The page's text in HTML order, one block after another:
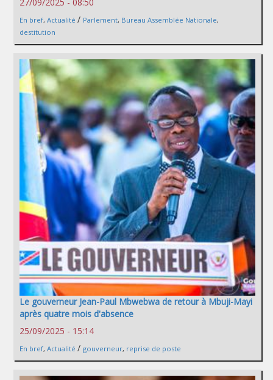
En bref, Actualité / Parlement, Bureau Assemblée Nationale,
destitution
Le gouverneur Jean-Paul Mbwebwa de retour à Mbuji-Mayi
après quatre mois d'absence
25/09/2025 - 15:14
En bref, Actualité / gouverneur, reprise de poste